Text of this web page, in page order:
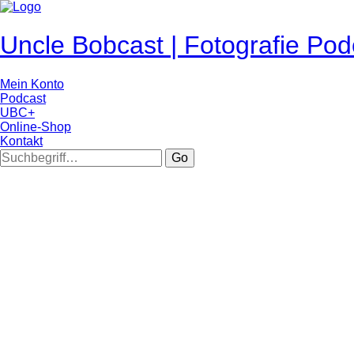
Uncle Bobcast | Fotografie
Mein Konto
Podcast
UBC+
Online-Shop
Kontakt
Go